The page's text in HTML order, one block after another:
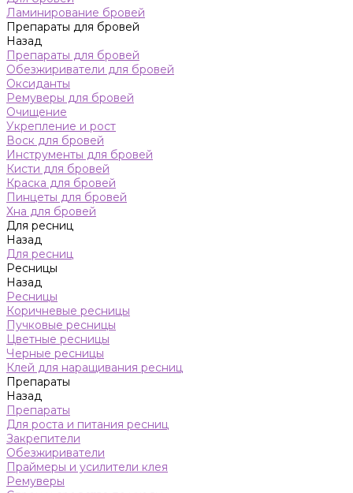
Ламинирование бровей
Препараты для бровей
Назад
Препараты для бровей
Обезжириватели для бровей
Оксиданты
Ремуверы для бровей
Очищение
Укрепление и рост
Воск для бровей
Инструменты для бровей
Кисти для бровей
Краска для бровей
Пинцеты для бровей
Хна для бровей
Для ресниц
Назад
Для ресниц
Ресницы
Назад
Ресницы
Коричневые ресницы
Пучковые ресницы
Цветные ресницы
Черные ресницы
Клей для наращивания ресниц
Препараты
Назад
Препараты
Для роста и питания ресниц
Закрепители
Обезжириватели
Праймеры и усилители клея
Ремуверы